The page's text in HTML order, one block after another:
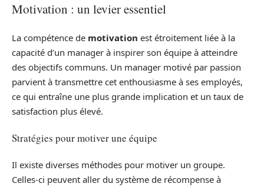
Motivation : un levier essentiel
La compétence de motivation est étroitement liée à la
capacité d’un manager à inspirer son équipe à atteindre
des objectifs communs. Un manager motivé par passion
parvient à transmettre cet enthousiasme à ses employés,
ce qui entraîne une plus grande implication et un taux de
satisfaction plus élevé.
Stratégies pour motiver une équipe
Il existe diverses méthodes pour motiver un groupe.
Celles-ci peuvent aller du système de récompense à